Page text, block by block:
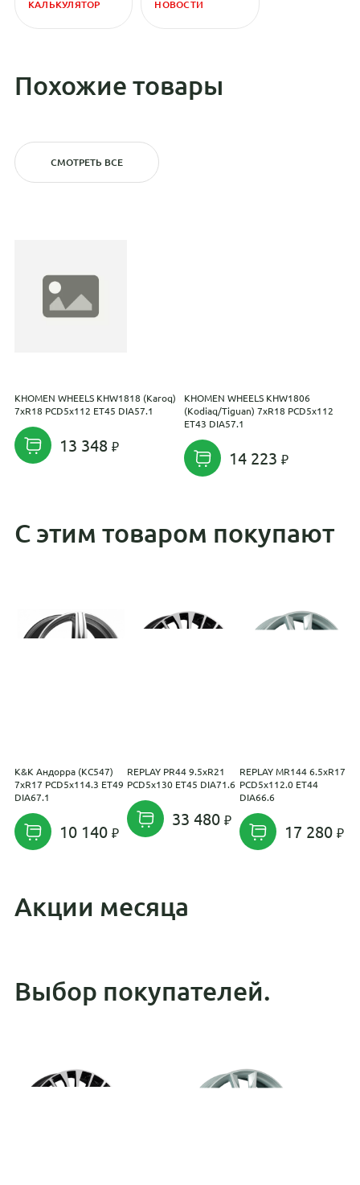
КАЛЬКУЛЯТОР НОВОСТИ
Похожие товары
СМОТРЕТЬ ВСЕ
KHOMEN WHEELS KHW1818 (Karoq)
7xR18 PCD5x112 ET45 DIA57.1
13 348
KHOMEN WHEELS KHW1806
(Kodiaq/Tiguan) 7xR18 PCD5x112
ET43 DIA57.1
14 223
С этим товаром покупают
K&K Андорра (КС547)
7xR17 PCD5x114.3 ET49
DIA67.1
10 140
REPLAY PR44 9.5xR21
PCD5x130 ET45 DIA71.6
33 480
REPLAY MR144 6.5xR17
PCD5x112.0 ET44
DIA66.6
17 280
Акции месяца
Выбор покупателей.